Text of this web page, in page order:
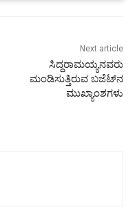
Next article
ಸಿದ್ದರಾಮಯ್ಯನವರು
ಮಂಡಿಸುತ್ತಿರುವ ಬಜೆಟ್‌ನ
ಮುಖ್ಯಾಂಶಗಳು